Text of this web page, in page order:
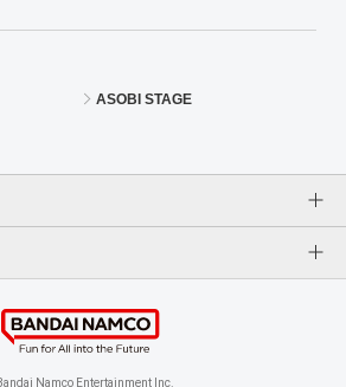
ASOBI STAGE
個人情報保護方針
表記 企業情報
Namco Entertainment Inc.